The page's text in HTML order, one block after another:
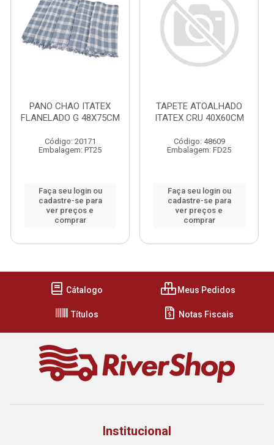
PANO CHAO ITATEX
FLANELADO G 48X75CM
Código: 20171
Embalagem: PT25
Faça seu login ou
cadastre-se para
ver preços e
comprar
TAPETE ATOALHADO
ITATEX CRU 40X60CM
Código: 48609
Embalagem: FD25
Faça seu login ou
cadastre-se para
ver preços e
comprar
Cátalogo Meus Pedidos
Títulos Notas Fiscais
Institucional